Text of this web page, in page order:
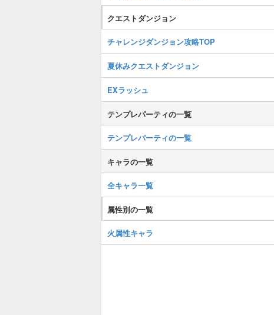
クエストダンジョン
チャレンジダンジョン攻略TOP
夏休みクエストダンジョン
EXラッシュ
テンプレパーティの一覧
テンプレパーティの一覧
キャラの一覧
全キャラ一覧
属性別の一覧
火属性キャラ